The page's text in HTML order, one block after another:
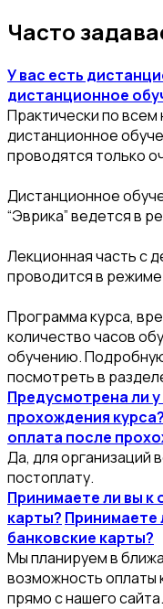
Часто
У вас есть
дистанционное
Практически по
дистанционное
проводятся только
Дистанционное
“Эврика” ведется в
Лекционная часть с
проводится в
Программа курса,
количество часов
обучению.
посмотреть в
Предусмотрена ли
прохождения курса?
оплата после
Да, для организаций
постоплату.
Принимаете ли вы к
карты? Принимаете
банковские карты?
Мы планируем в
возможность оплаты
прямо с нашего сайта.